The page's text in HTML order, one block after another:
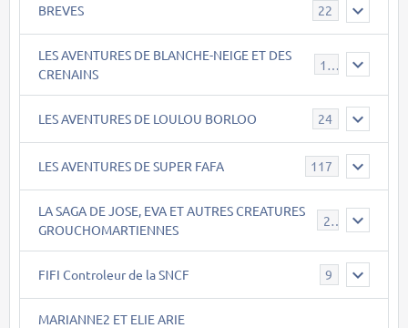
BREVES 22
LES AVENTURES DE BLANCHE-NEIGE ET DES
CRENAINS
17
LES AVENTURES DE LOULOU BORLOO 24
LES AVENTURES DE SUPER FAFA 117
LA SAGA DE JOSE, EVA ET AUTRES CREATURES
GROUCHOMARTIENNES
26
FIFI Controleur de la SNCF 9
MARIANNE2 ET ELIE ARIE